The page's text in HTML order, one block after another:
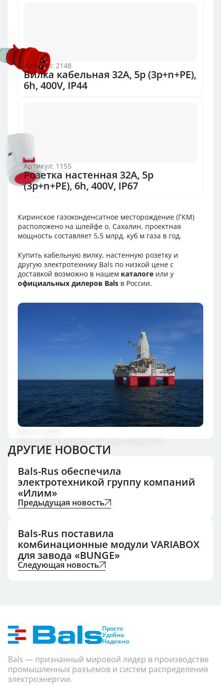
Артикул: 2148
Вилка кабельная 32А, 5p (3p+n+PE),
6h, 400V, IP44
Артикул: 1155
Розетка настенная 32A, 5p
(3p+n+PE), 6h, 400V, IP67
Киринское газоконденсатное месторождение (ГКМ)
расположено на шлейфе о. Сахалин, проектная
мощность составляет 5,5 млрд. куб м газа в год.
Купить кабельную вилку, настенную розетку и
другую электротехнику Bals по низкой цене с
доставкой возможно в нашем каталоге или у
официальных дилеров Bals в России.
https://www.gazprom.ru/projects/sakhalin3/
ДРУГИЕ НОВОСТИ
Bals-Rus обеспечила
электротехникой группу компаний
«Илим»
Предыдущая новость
Bals-Rus поставила
комбинационные модули VARIABOX
для завода «BUNGE»
Следующая новость
Просто
Удобно
Надежно
Bals — признанный мировой лидер в производстве
промышленных разъемов и систем распределения
электроэнергии.